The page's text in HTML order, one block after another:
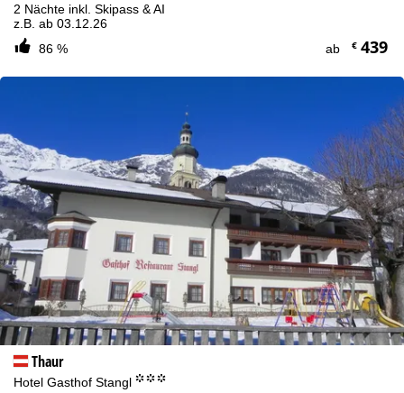
2 Nächte inkl. Skipass & AI
z.B. ab 03.12.26
86 %
ab €439
Thaur
Hotel Gasthof Stangl °°°